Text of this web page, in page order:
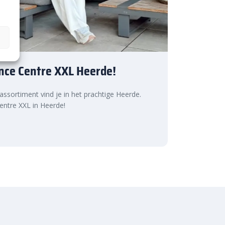
Centre XXL Heerde!
vind je in het prachtige Heerde.
XXL in Heerde!